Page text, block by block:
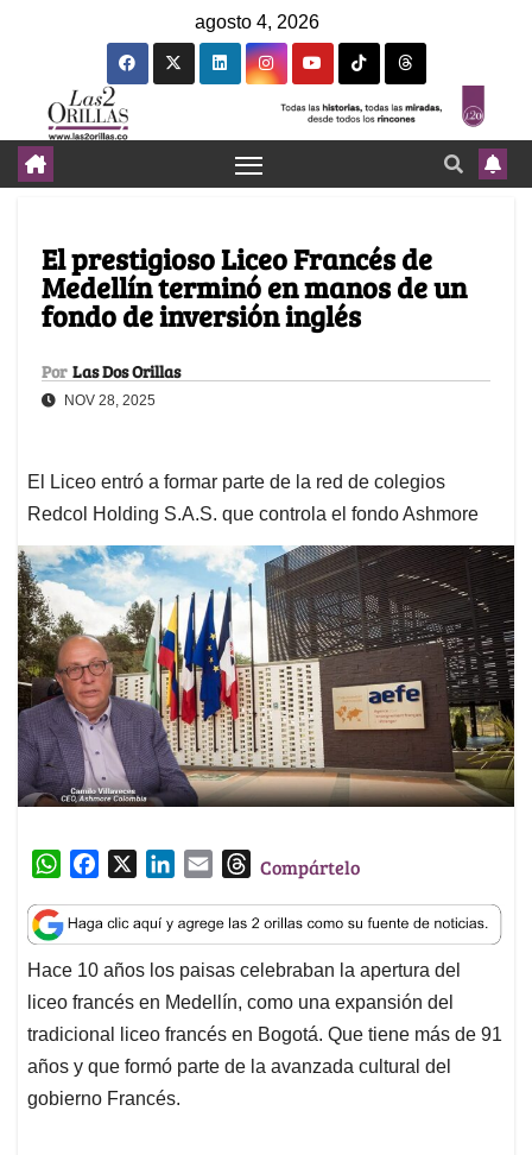
agosto 4, 2026
El prestigioso Liceo Francés de
Medellín terminó en manos de un
fondo de inversión inglés
Por Las Dos Orillas
NOV 28, 2025
El Liceo entró a formar parte de la red de colegios
Redcol Holding S.A.S. que controla el fondo Ashmore
W
a
t
s
A
p
p
c
e
b
o
o
k
n
k
e
d
I
n
a
i
l
T
r
e
a
d
s
Compártelo
Hace 10 años los paisas celebraban la apertura del
liceo francés en Medellín, como una expansión del
tradicional liceo francés en Bogotá. Que tiene más de 91
años y que formó parte de la avanzada cultural del
gobierno Francés.